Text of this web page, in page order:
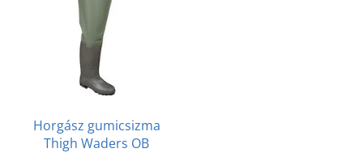
Horgász gumicsizma
Thigh Waders OB